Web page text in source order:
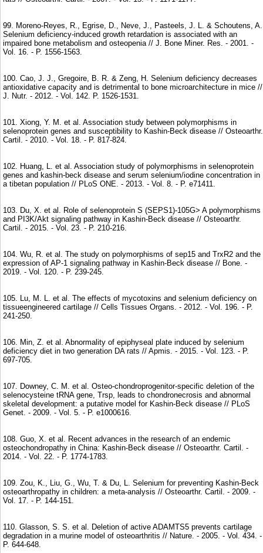
99. Moreno-Reyes, R., Egrise, D., Neve, J., Pasteels, J. L. & Schoutens, A.
Selenium deficiency-induced growth retardation is associated with an
impaired bone metabolism and osteopenia // J. Bone Miner. Res. - 2001. -
Vol. 16. - P. 1556-1563.
100. Cao, J. J., Gregoire, B. R. & Zeng, H. Selenium deficiency decreases
antioxidative capacity and is detrimental to bone microarchitecture in mice //
J. Nutr. - 2012. - Vol. 142. P. 1526-1531.
101. Xiong, Y. M. et al. Association study between polymorphisms in
selenoprotein genes and susceptibility to Kashin-Beck disease // Osteoarthr.
Cartil. - 2010. - Vol. 18. - P. 817-824.
102. Huang, L. et al. Association study of polymorphisms in selenoprotein
genes and kashin-beck disease and serum selenium/iodine concentration in
a tibetan population // PLoS ONE. - 2013. - Vol. 8. - P. e71411.
103. Du, X. et al. Role of selenoprotein S (SEPS1)-105G> A polymorphisms
and PI3K/Akt signaling pathway in Kashin-Beck disease // Osteoarthr.
Cartil. - 2015. - Vol. 23. - P. 210-216.
104. Wu, R. et al. The study on polymorphisms of sep15 and TrxR2 and the
expression of AP-1 signaling pathway in Kashin-Beck disease // Bone. -
2019. - Vol. 120. - P. 239-245.
105. Lu, M. L. et al. The effects of mycotoxins and selenium deficiency on
tissueengineered cartilage // Cells Tissues Organs. - 2012. - Vol. 196. - P.
241-250.
106. Min, Z. et al. Abnormality of epiphyseal plate induced by selenium
deficiency diet in two generation DA rats // Apmis. - 2015. - Vol. 123. - P.
697-705.
107. Downey, C. M. et al. Osteo-chondroprogenitor-specific deletion of the
selenocysteine tRNA gene, Trsp, leads to chondronecrosis and abnormal
skeletal development: a putative model for Kashin-Beck disease // PLoS
Genet. - 2009. - Vol. 5. - P. e1000616.
108. Guo, X. et al. Recent advances in the research of an endemic
osteochondropathy in China: Kashin-Beck disease // Osteoarthr. Cartil. -
2014. - Vol. 22. - P. 1774-1783.
109. Zou, K., Liu, G., Wu, T. & Du, L. Selenium for preventing Kashin-Beck
osteoarthropathy in children: a meta-analysis // Osteoarthr. Cartil. - 2009. -
Vol. 17. - P. 144-151.
110. Glasson, S. S. et al. Deletion of active ADAMTS5 prevents cartilage
degradation in a murine model of osteoarthritis // Nature. - 2005. - Vol. 434. -
P. 644-648.